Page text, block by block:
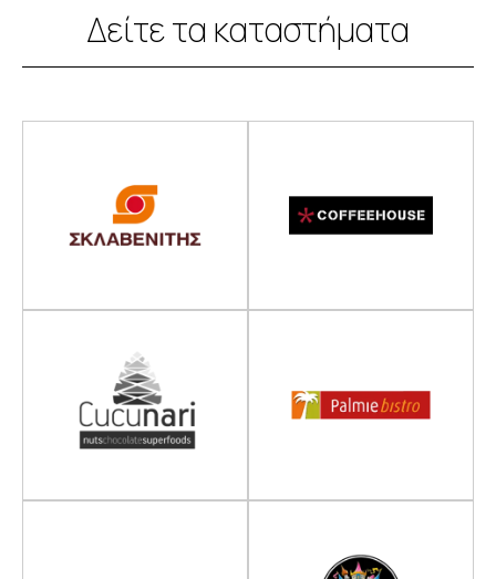
Δείτε τα καταστήματα